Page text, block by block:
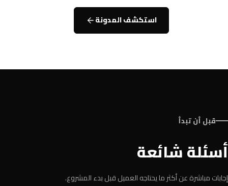
استكشف المدونة
قبل أن تبدأ
أسئلة شائعة
إجابات مباشرة عن أكثر ما يحتاجه العميل قبل بدء المشروع.